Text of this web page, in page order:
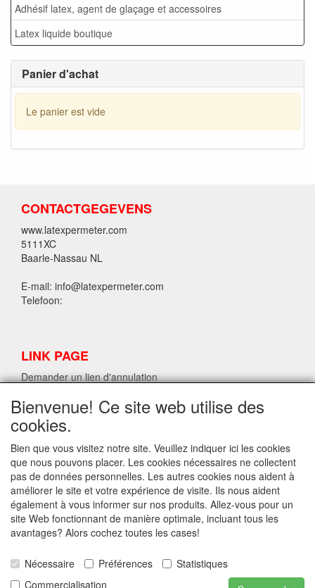
Adhésif latex, agent de glaçage et accessoires
Latex liquide boutique
Panier d'achat
Le panier est vide
CONTACTGEGEVENS
www.latexpermeter.com
5111XC
Baarle-Nassau NL
E-mail: info@latexpermeter.com
Telefoon:
LINK PAGE
Demander un lien d'annulation
INFORMATIONS SUR LE LATEX LPM.
Demander un lien d'annulation
INFO
Expédition et conditions générales
Contact
Disclaimer
Latex data sheet
Bienvenue! Ce site web utilise des
cookies.
Bien que vous visitez notre site. Veuillez indiquer ici les cookies
que nous pouvons placer. Les cookies nécessaires ne collectent
pas de données personnelles. Les autres cookies nous aident à
améliorer le site et votre expérience de visite. Ils nous aident
également à vous informer sur nos produits. Allez-vous pour un
site Web fonctionnant de manière optimale, incluant tous les
avantages? Alors cochez toutes les cases!
Nécessaire Préférences
Statistiques
Commercialisation